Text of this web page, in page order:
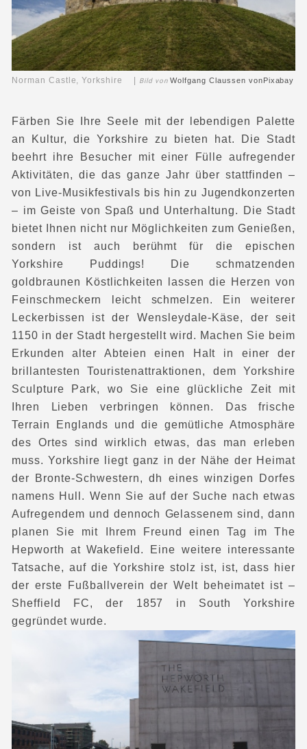
Norman Castle, Yorkshire | Bild vonWolfgang Claussen vonPixabay
Färben Sie Ihre Seele mit der lebendigen Palette
an Kultur, die Yorkshire zu bieten hat. Die Stadt
beehrt ihre Besucher mit einer Fülle aufregender
Aktivitäten, die das ganze Jahr über stattfinden –
von Live-Musikfestivals bis hin zu Jugendkonzerten
– im Geiste von Spaß und Unterhaltung. Die Stadt
bietet Ihnen nicht nur Möglichkeiten zum Genießen,
sondern ist auch berühmt für die epischen
Yorkshire Puddings! Die schmatzenden
goldbraunen Köstlichkeiten lassen die Herzen von
Feinschmeckern leicht schmelzen. Ein weiterer
Leckerbissen ist der Wensleydale-Käse, der seit
1150 in der Stadt hergestellt wird. Machen Sie beim
Erkunden alter Abteien einen Halt in einer der
brillantesten Touristenattraktionen, dem Yorkshire
Sculpture Park, wo Sie eine glückliche Zeit mit
Ihren Lieben verbringen können. Das frische
Terrain Englands und die gemütliche Atmosphäre
des Ortes sind wirklich etwas, das man erleben
muss. Yorkshire liegt ganz in der Nähe der Heimat
der Bronte-Schwestern, dh eines winzigen Dorfes
namens Hull. Wenn Sie auf der Suche nach etwas
Aufregendem und dennoch Gelassenem sind, dann
planen Sie mit Ihrem Freund einen Tag im The
Hepworth at Wakefield. Eine weitere interessante
Tatsache, auf die Yorkshire stolz ist, ist, dass hier
der erste Fußballverein der Welt beheimatet ist –
Sheffield FC, der 1857 in South Yorkshire
gegründet wurde.